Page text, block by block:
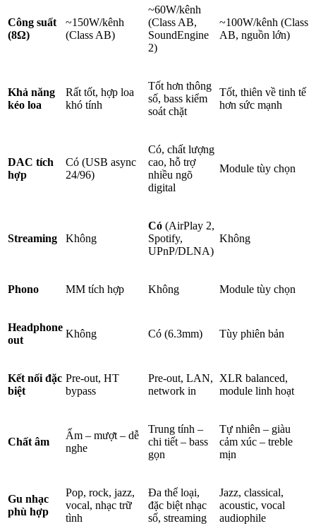
Công suất
(8Ω)
~150W/kênh
(Class AB)
~60W/kênh
(Class AB,
SoundEngine
2)
~100W/kênh (Class
AB, nguồn lớn)
Khả năng
kéo loa
Rất tốt, hợp loa
khó tính
Tốt hơn thông
số, bass kiểm
soát chặt
Tốt, thiên về tinh tế
hơn sức mạnh
DAC tích
hợp
Có (USB async
24/96)
Có, chất lượng
cao, hỗ trợ
nhiều ngõ
digital
Module tùy chọn
Streaming Không
Có (AirPlay 2,
Spotify,
UPnP/DLNA)
Không
Phono MM tích hợp Không Module tùy chọn
Headphone
out
Không Có (6.3mm) Tùy phiên bản
Kết nối đặc
biệt
Pre-out, HT
bypass
Pre-out, LAN,
network in
XLR balanced,
module linh hoạt
Chất âm
Ấm – mượt – dễ
nghe
Trung tính –
chi tiết – bass
gọn
Tự nhiên – giàu
cảm xúc – treble
mịn
Gu nhạc
phù hợp
Pop, rock, jazz,
vocal, nhạc trữ
tình
Đa thể loại,
đặc biệt nhạc
số, streaming
Jazz, classical,
acoustic, vocal
audiophile